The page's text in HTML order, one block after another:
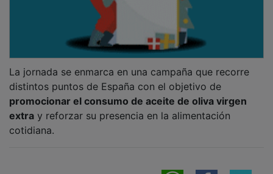
distintos puntos de España con el objetivo de
promocionar el consumo de aceite de oliva virgen
extray reforzar su presencia en la alimentación
cotidiana.